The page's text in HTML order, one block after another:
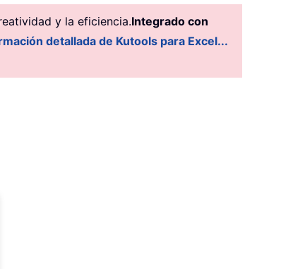
y la eficiencia.Integrado con
detallada de Kutools para Excel...